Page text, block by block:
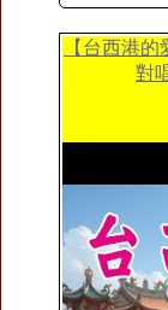
【台西港
對